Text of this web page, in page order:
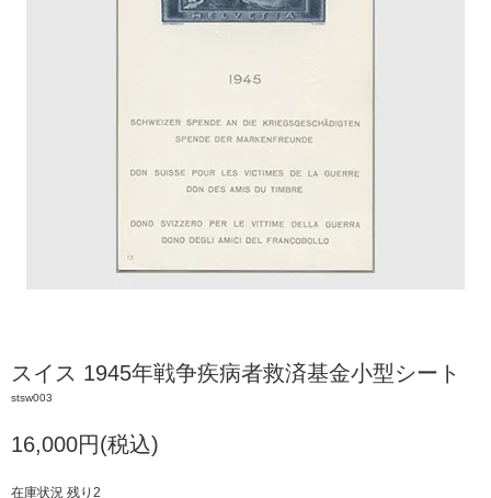
スイス 1945年戦争疾病者救済基金小型シート
stsw003
16,000円(税込)
在庫状況 残り2